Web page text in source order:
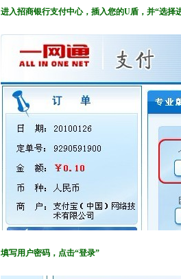
进入招商银行支付中心，插入您的U盾，并“选择
填写用户密码，点击“登录”